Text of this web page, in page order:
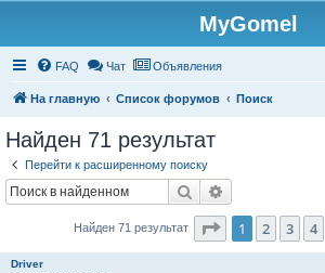
MyGomel
FAQ Чат Объявления
На главную Список форумов Поиск
Найден 71 результат
Перейти к расширенному поиску
Поиск
Найден 71 результат Страница из
1 2 3 4
Driver